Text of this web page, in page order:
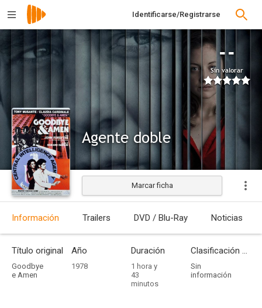
Identificarse/Registrarse
--
Sin valorar
Agente doble
Estrenada
Marcar ficha
Información Trailers DVD / Blu-Ray Noticias
Título original
Goodbye
e Amen
Año
1978
Duración
1 hora y
43
minutos
Clasificación por edades
Sin
información